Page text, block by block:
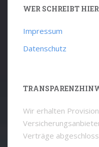
WER SCHREIBT
Impressum
Datenschutz
Wir erhalten
Verträge